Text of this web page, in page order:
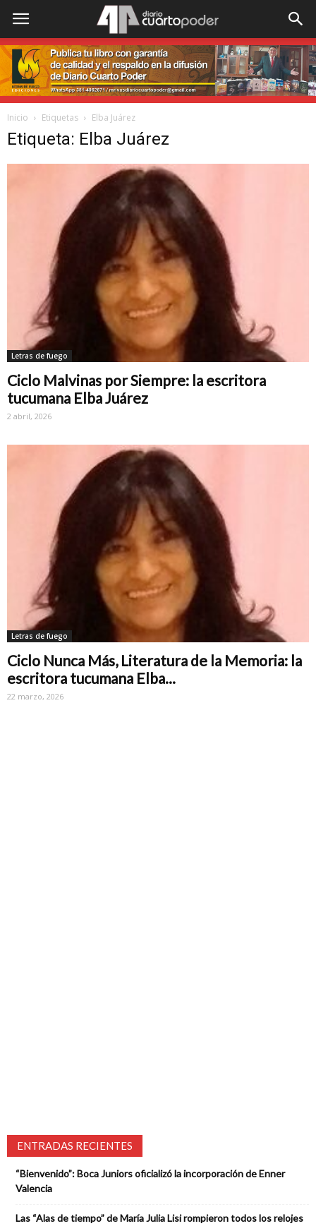
Inicio Etiquetas Elba Juárez
Etiqueta: Elba Juárez
Letras de fuego
Ciclo Malvinas por Siempre: la escritora
tucumana Elba Juárez
2 abril, 2026
Letras de fuego
Ciclo Nunca Más, Literatura de la Memoria: la
escritora tucumana Elba...
22 marzo, 2026
ENTRADAS RECIENTES
“Bienvenido”: Boca Juniors oficializó la incorporación de Enner
Valencia
Las “Alas de tiempo” de María Julia Lisi rompieron todos los relojes